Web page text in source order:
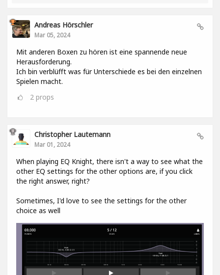
Andreas Hörschler
Mar 05, 2024
Mit anderen Boxen zu hören ist eine spannende neue
Herausforderung.
Ich bin verblüfft was für Unterschiede es bei den einzelnen
Spielen macht.
2 props
Christopher Lautemann
Mar 01, 2024
When playing EQ Knight, there isn't a way to see what the
other EQ settings for the other options are, if you click
the right answer, right?
Sometimes, I'd love to see the settings for the other
choice as well